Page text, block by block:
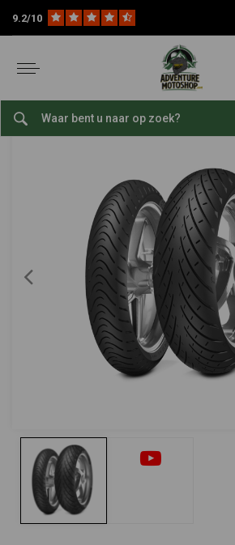
9.2/10
Slijtage Delen Banden
bekijk alles van Metzeler
100/80 | 17 Roadtec 01